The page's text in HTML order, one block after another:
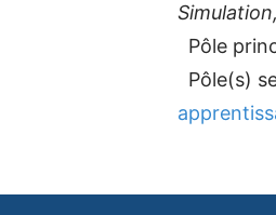
Pôle
Pôle(s)